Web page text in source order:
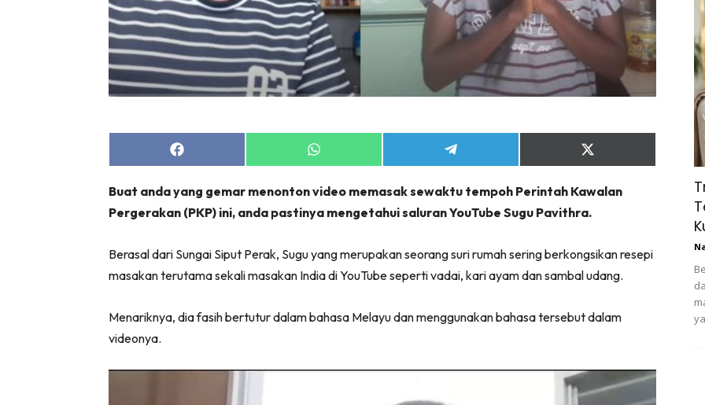
Share
on
Share
on
Share
on
Share
on
(Twitter)
Buat anda yang gemar menonton video memasak sewaktu tempoh Perintah Kawalan
Pergerakan (PKP) ini, anda pastinya mengetahui saluran YouTube Sugu Pavithra.
Berasal dari Sungai Siput Perak, Sugu yang merupakan seorang suri rumah sering berkongsikan resepi
masakan terutama sekali masakan India di YouTube seperti vadai, kari ayam dan sambal udang.
Menariknya, dia fasih bertutur dalam bahasa Melayu dan menggunakan bahasa tersebut dalam
videonya.